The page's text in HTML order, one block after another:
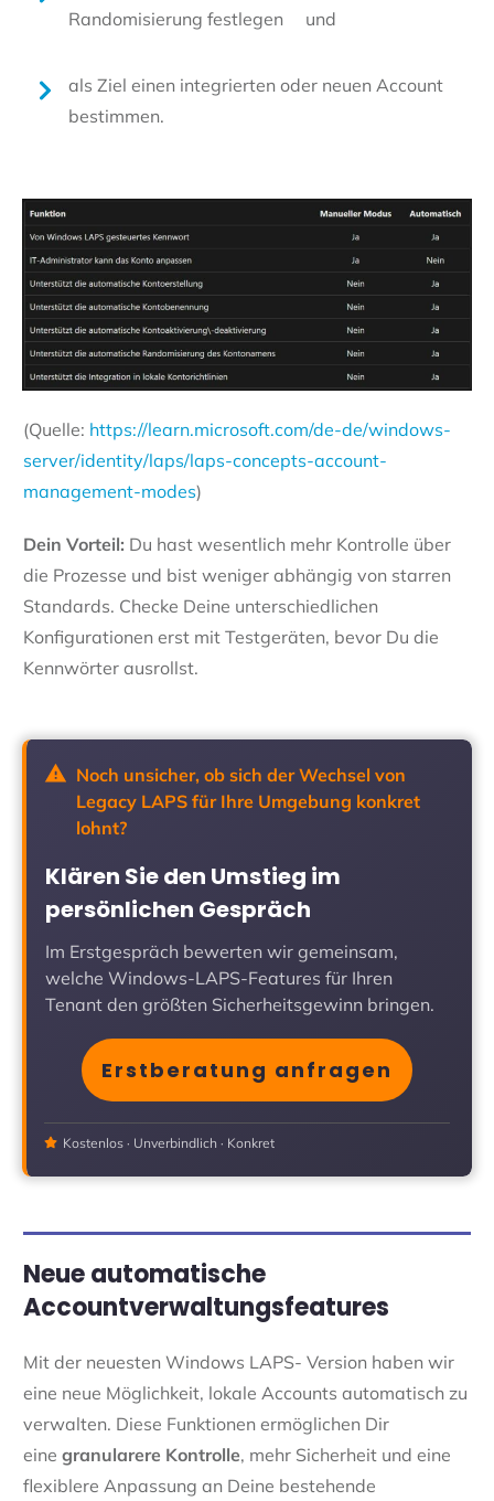
Randomisierung festlegen und
als Ziel einen integrierten oder neuen Account
bestimmen.
(Quelle: https://learn.microsoft.com/de-de/windows-
server/identity/laps/laps-concepts-account-
management-modes)
Dein Vorteil: Du hast wesentlich mehr Kontrolle über
die Prozesse und bist weniger abhängig von starren
Standards. Checke Deine unterschiedlichen
Konfigurationen erst mit Testgeräten, bevor Du die
Kennwörter ausrollst.
Noch unsicher, ob sich der Wechsel von
Legacy LAPS für Ihre Umgebung konkret
lohnt?
Klären Sie den Umstieg im
persönlichen Gespräch
Im Erstgespräch bewerten wir gemeinsam,
welche Windows-LAPS-Features für Ihren
Tenant den größten Sicherheitsgewinn bringen.
Erstberatung anfragen
Kostenlos · Unverbindlich · Konkret
Neue automatische
Accountverwaltungsfeatures
Mit der neuesten Windows LAPS- Version haben wir
eine neue Möglichkeit, lokale Accounts automatisch zu
verwalten. Diese Funktionen ermöglichen Dir
eine granularere Kontrolle, mehr Sicherheit und eine
flexiblere Anpassung an Deine bestehende